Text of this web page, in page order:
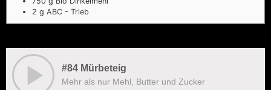
2 g ABC - Trieb